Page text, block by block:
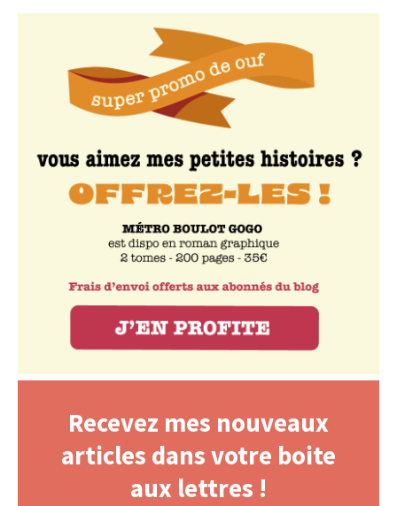
Recevez mes nouveaux
articles dans votre boite
aux lettres !